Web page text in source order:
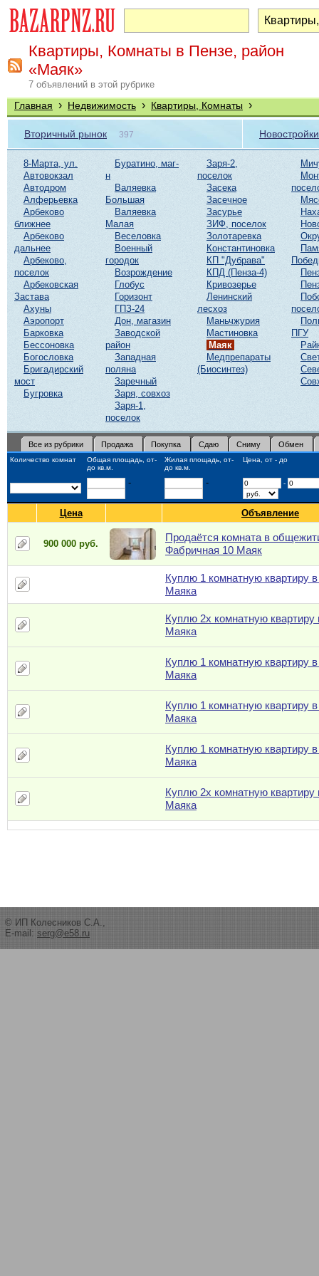
Квартиры, Комнаты в Пензе, район
«Маяк»
7 объявлений в этой рубрике
Главная › Недвижимость › Квартиры, Комнаты ›
Вторичный рынок 397 Новостройки
8-Марта, ул.
Автовокзал
Автодром
Алферьевка
Арбеково
ближнее
Арбеково
дальнее
Арбеково,
поселок
Арбековская
Застава
Ахуны
Аэропорт
Барковка
Бессоновка
Богословка
Бригадирский
мост
Бугровка
Буратино, маг-
н
Валяевка
Большая
Валяевка
Малая
Веселовка
Военный
городок
Возрождение
Глобус
Горизонт
ГПЗ-24
Дон, магазин
Заводской
район
Западная
поляна
Заречный
Заря, совхоз
Заря-1,
поселок
Заря-2,
поселок
Засека
Засечное
Засурье
ЗИФ, поселок
Золотаревка
Константиновка
КП "Дубрава"
КПД (Пенза-4)
Кривозерье
Ленинский
лесхоз
Маньчжурия
Мастиновка
Маяк
Медпрепараты
(Биосинтез)
ПГУ
Все из рубрики Продажа Покупка Сдаю Сниму Обмен
Количество комнат
Общая площадь, от-
до кв.м.
Жилая площадь, от-
до кв.м.
Цена, от - до
- - -
Цена Объявление
900 000 руб.
Продаётся комната в
Фабричная 10 Маяк
Куплю 1 комнатную квартиру
Маяка
Куплю 2х комнатную квартиру
Маяка
Куплю 1 комнатную квартиру
Маяка
Куплю 1 комнатную квартиру
Маяка
Куплю 1 комнатную квартиру
Маяка
Куплю 2х комнатную квартиру
Маяка
© ИП Колесников С.А.,
E-mail: serg@e58.ru